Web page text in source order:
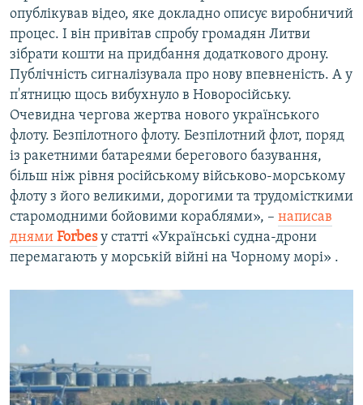
опублікував відео, яке докладно описує виробничий
процес. І він привітав спробу громадян Литви
зібрати кошти на придбання додаткового дрону.
Публічність сигналізувала про нову впевненість. А у
п'ятницю щось вибухнуло в Новоросійську.
Очевидна чергова жертва нового українського
флоту. Безпілотного флоту. Безпілотний флот, поряд
із ракетними батареями берегового базування,
більш ніж рівня російському військово-морському
флоту з його великими, дорогими та трудомісткими
старомодними бойовими кораблями», – написав
днями Forbesу статті «Українські судна-дрони
перемагають у морській війні на Чорному морі» .